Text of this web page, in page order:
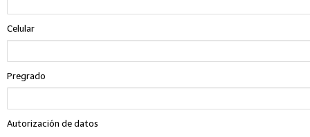
Celular
Pregrado
Autorización de datos